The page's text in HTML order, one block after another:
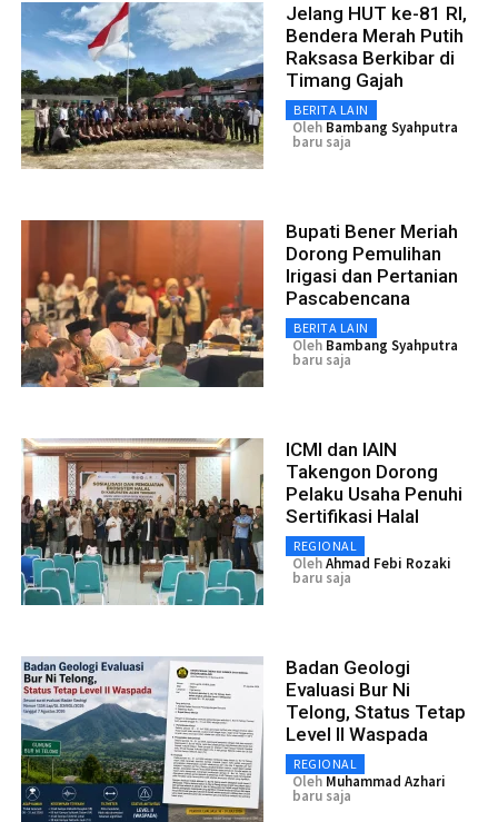
Jelang HUT ke-81 RI,
Bendera Merah Putih
Raksasa Berkibar di
Timang Gajah
BERITA LAIN
Oleh Bambang Syahputra
baru saja
Bupati Bener Meriah
Dorong Pemulihan
Irigasi dan Pertanian
Pascabencana
BERITA LAIN
Oleh Bambang Syahputra
baru saja
ICMI dan IAIN
Takengon Dorong
Pelaku Usaha Penuhi
Sertifikasi Halal
REGIONAL
OlehAhmad Febi Rozaki
baru saja
Badan Geologi
Evaluasi Bur Ni
Telong, Status Tetap
Level II Waspada
REGIONAL
Oleh Muhammad Azhari
baru saja